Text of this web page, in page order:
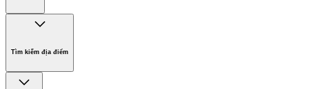
Bản quyền
Điều khoản sử dụng website
Chính sách bảo vệ dữ liệu cá nhân
Tìm kiếm địa điểm